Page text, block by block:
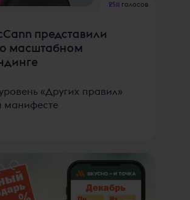
2511 голосов
представили
масштабном
«Других правил»
манифесте